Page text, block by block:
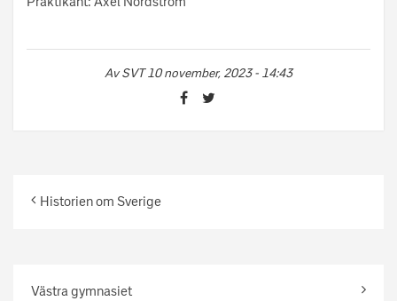
AvSVT 10 november, 2023 - 14:43
Historien om Sverige
Västra gymnasiet